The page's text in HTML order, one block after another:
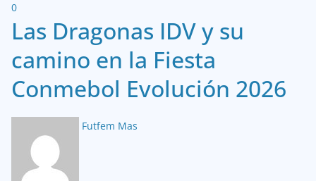
0
Las Dragonas IDV y su
camino en la Fiesta
Conmebol Evolución 2026
Futfem Mas